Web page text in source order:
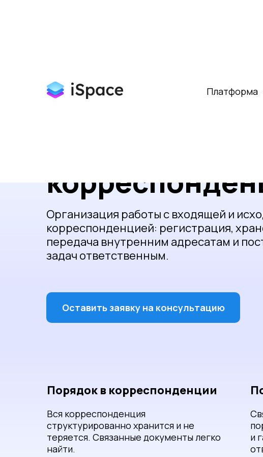
Платформа
Главная
Организация работы с входящей и
корреспонденцией: регистрация,
передача внутренним адресатам и
задач ответственным.
Оставить заявку на консультацию
Порядок в корреспонденции
Вся корреспонденция
структурированно хранится и не
теряется. Связанные документы легко
найти.
и